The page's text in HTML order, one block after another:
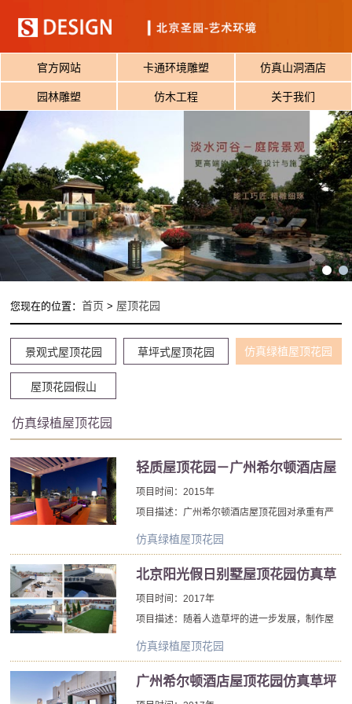
官方网站 卡通环境雕塑 仿真山洞酒店
园林雕塑 仿木工程 关于我们
您现在的位置：首页 > 屋顶花园
景观式屋顶花园 草坪式屋顶花园 仿真绿植屋顶花园
屋顶花园假山
仿真绿植屋顶花园
轻质屋顶花园－广州希尔顿酒店屋
顶花园设计制作
项目时间：2015年
项目描述：广州希尔顿酒店屋顶花园对承重有严
格的要求，在屋顶花园设计施工中，一切以减重
有绿植均采用高端仿真绿植制作，包括绿植立
仿真绿植屋顶花园
北京阳光假日别墅屋顶花园仿真草
坪铺设过程
项目时间：2017年
项目描述：随着人造草坪的进一步发展，制作屋
顶花园时时所用到的天然草坪也逐渐被人造草坪
弹性、运动特性和致的美观度，逐步得到多客户
仿真绿植屋顶花园
广州希尔顿酒店屋顶花园仿真草坪